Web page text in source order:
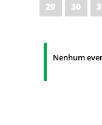
29
30
Nenhum